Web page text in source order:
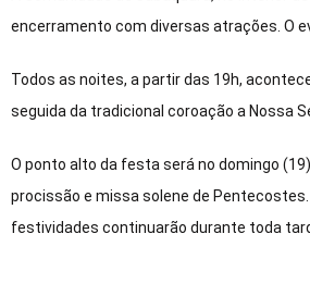
encerramento com diversas atrações. O
Todos as noites, a partir das 19h,
seguida da tradicional coroação a Nossa
O ponto alto da festa será no domingo
procissão e missa solene de
festividades continuarão durante toda